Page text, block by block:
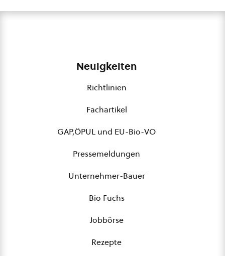
Neuigkeiten
Richtlinien
Fachartikel
GAP,ÖPUL und EU-Bio-VO
Pressemeldungen
Unternehmer-Bauer
Bio Fuchs
Jobbörse
Rezepte